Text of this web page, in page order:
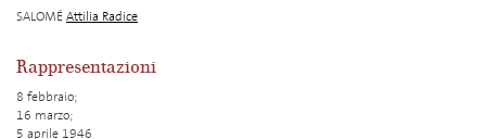
SALOMÉAttilia Radice
Rappresentazioni
8 febbraio;
16 marzo;
5 aprile 1946